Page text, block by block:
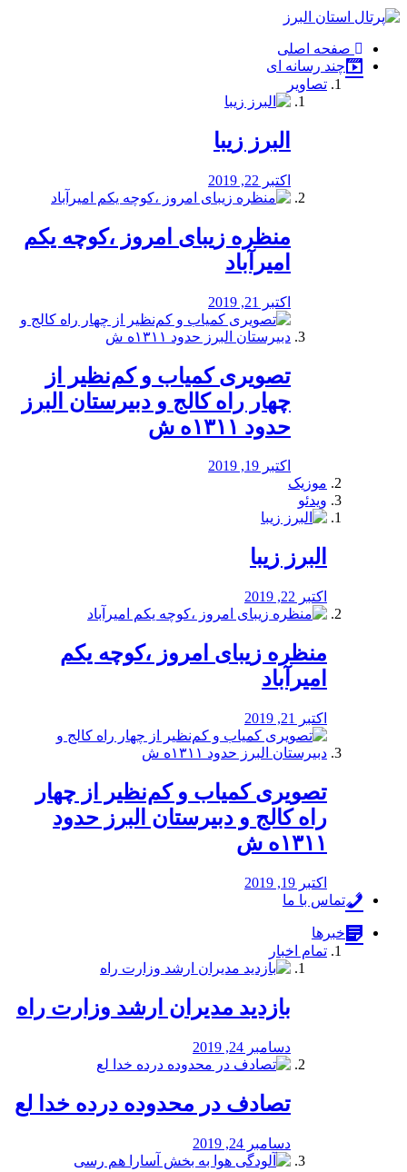
فصد
شرق
تهران
خشکشویی
صفحه اصلی
چند رسانه ای
تصاویر
البرز زیبا
اکتبر 22, 2019
منظره‌‌ زیبای امروز ،کوچه یکم
امیرآباد
اکتبر 21, 2019
️تصویری کمیاب و کم‌نظیر از
چهار راه كالج و دبيرستان البرز
حدود ۱۳۱۱ه ش
اکتبر 19, 2019
موزیک
ویدئو
البرز زیبا
اکتبر 22, 2019
منظره‌‌ زیبای امروز ،کوچه یکم
امیرآباد
اکتبر 21, 2019
️تصویری کمیاب و کم‌نظیر از چهار
راه كالج و دبيرستان البرز حدود
۱۳۱۱ه ش
اکتبر 19, 2019
تماس با ما
خبرها
تمام اخبار
بازدید مدیران ارشد وزارت راه
دسامبر 24, 2019
تصادف در محدوده درده خدا لع
دسامبر 24, 2019